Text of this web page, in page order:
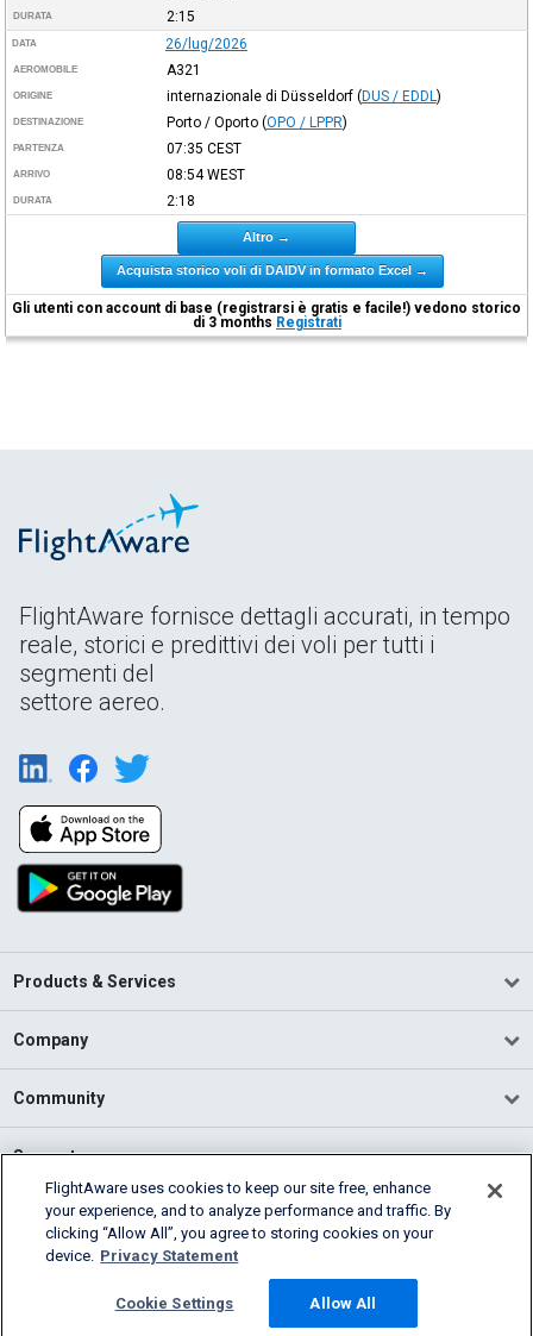
DURATA 2:15
DATA 26/lug/2026
AEROMOBILE A321
ORIGINE internazionale di Düsseldorf (DUS / EDDL )
DESTINAZIONE Porto / Oporto (OPO / LPPR)
PARTENZA 07:35 CEST
ARRIVO 08:54WEST
DURATA 2:18
Altro →
Acquista storico voli di DAIDV in formato Excel →
Gli utenti con account di base (registrarsi è gratis e facile!) vedono storico
di 3 months Registrati
FlightAware fornisce dettagli accurati, in tempo
reale, storici e predittivi dei voli per tutti i
segmenti del
settore aereo.
Products & Services
Company
Community
Support
English (USA)
2026 FlightAware
Cookie Settings
FlightAware uses cookies to keep our site free, enhance
your experience, and to analyze performance and traffic. By
clicking “Allow All”, you agree to storing cookies on your
device. Privacy Statement
Cookie Settings Allow All